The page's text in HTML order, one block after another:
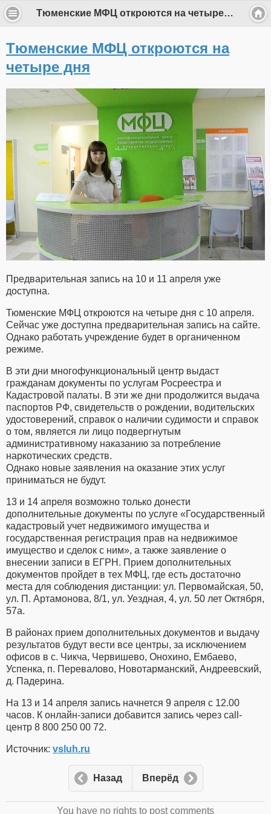
Тюменские МФЦ откроются на четыре дня
Тюменские МФЦ откроются на
четыре дня
Предварительная запись на 10 и 11 апреля уже
доступна.
Тюменские МФЦ откроются на четыре дня с 10 апреля.
Сейчас уже доступна предварительная запись на сайте.
Однако работать учреждение будет в органиченном
режиме.
В эти дни многофункциональный центр выдаст
гражданам документы по услугам Росреестра и
Кадастровой палаты. В эти же дни продолжится выдача
паспортов РФ, свидетельств о рождении, водительских
удостоверений, справок о наличии судимости и справок
о том, является ли лицо подвергнутым
административному наказанию за потребление
наркотических средств.
Однако новые заявления на оказание этих услуг
приниматься не будут.
13 и 14 апреля возможно только донести
дополнительные документы по услуге «Государственный
кадастровый учет недвижимого имущества и
государственная регистрация прав на недвижимое
имущество и сделок с ним», а также заявление о
внесении записи в ЕГРН. Прием дополнительных
документов пройдет в тех МФЦ, где есть достаточно
места для соблюдения дистанции: ул. Первомайская, 50,
ул. П. Артамонова, 8/1, ул. Уездная, 4, ул. 50 лет Октября,
57а.
В районах прием дополнительных документов и выдачу
результатов будут вести все центры, за исключением
офисов в с. Чикча, Червишево, Онохино, Ембаево,
Успенка, п. Перевалово, Новотарманский, Андреевский,
д. Падерина.
На 13 и 14 апреля запись начнется 9 апреля с 12.00
часов. К онлайн-записи добавится запись через call-
центр 8 800 250 00 72.
Источник: vsluh.ru
Назад Вперёд
You have no rights to post comments